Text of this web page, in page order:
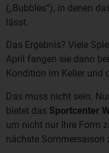
(„Bubbles“), in denen
lässt.
Das Ergebnis? Viele
April fangen sie dann
Kondition im Keller und
Das muss nicht sein.
bietet das Sportcenter
um nicht nur Ihre Form
nächste Sommersaison